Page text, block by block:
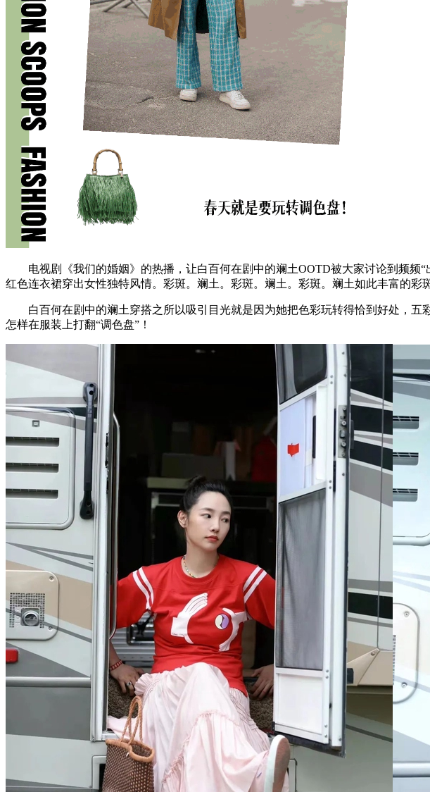
电视剧《我们的婚姻》的热播，让白百何在剧中的斓土OOTD被大家讨论到频频“
红色连衣裙穿出女性独特风情。彩斑。斓土。彩斑。斓土。彩斑。斓土如此丰富的彩
白百何在剧中的斓土穿搭之所以吸引目光就是因为她把色彩玩转得恰到好处，五
怎样在服装上打翻“调色盘”！